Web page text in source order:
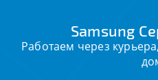
Samsung
Работаем через